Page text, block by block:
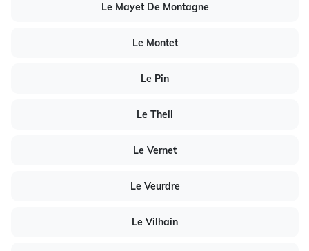
Le Mayet De Montagne
Le Montet
Le Pin
Le Theil
Le Vernet
Le Veurdre
Le Vilhain